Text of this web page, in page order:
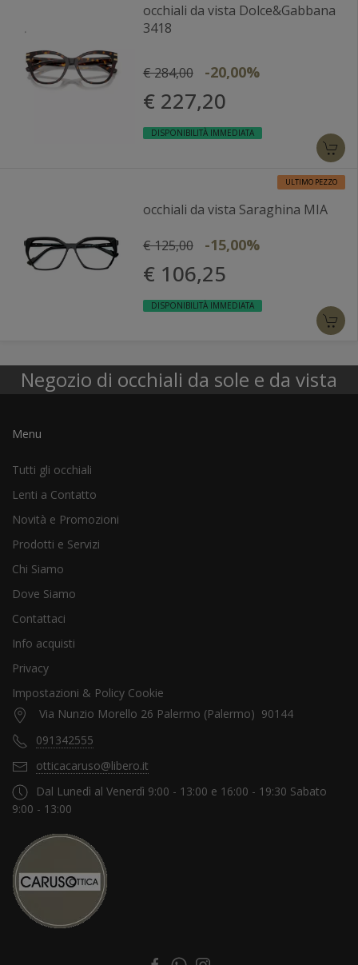
occhiali da vista Dolce&Gabbana
3418
€ 284,00 -20,00%
€ 227,20
DISPONIBILITÀ IMMEDIATA
ULTIMO PEZZO
occhiali da vista Saraghina MIA
€ 125,00 -15,00%
€ 106,25
DISPONIBILITÀ IMMEDIATA
Negozio di occhiali da sole e da vista
Menu
Tutti gli occhiali
Lenti a Contatto
Novità e Promozioni
Prodotti e Servizi
Chi Siamo
Dove Siamo
Contattaci
Info acquisti
Privacy
Impostazioni & Policy Cookie
Via Nunzio Morello 26 Palermo (Palermo) 90144
091342555
otticacaruso@libero.it
Dal Lunedì al Venerdì 9:00 - 13:00 e 16:00 - 19:30 Sabato
9:00 - 13:00